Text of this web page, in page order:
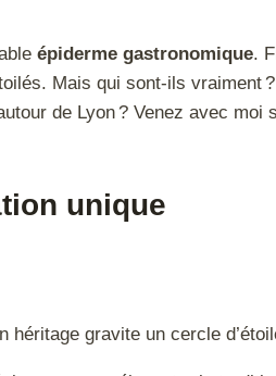
épiderme gastronomique.
Mais qui sont-ils vraiment
de Lyon ? Venez avec moi
unique
gravite un cercle